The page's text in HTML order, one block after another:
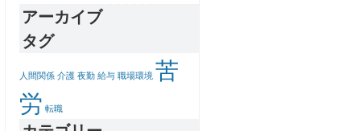
アーカイブ
タグ
人間関係 介護 夜勤 給与 職場環境 苦
労 転職